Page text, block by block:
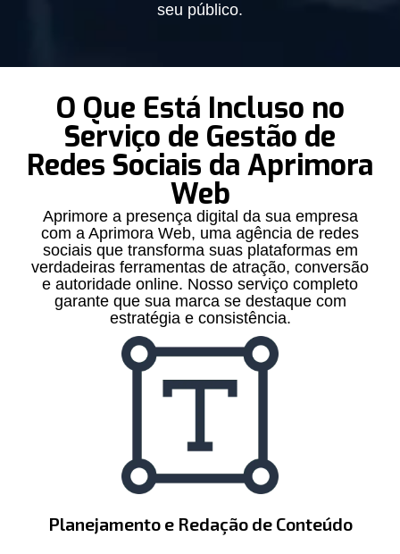
seu público.
O Que Está Incluso no
Serviço de Gestão de
Redes Sociais da Aprimora
Web
Aprimore a presença digital da sua empresa
com a Aprimora Web, uma agência de redes
sociais que transforma suas plataformas em
verdadeiras ferramentas de atração, conversão
e autoridade online. Nosso serviço completo
garante que sua marca se destaque com
estratégia e consistência.
Planejamento e Redação de Conteúdo